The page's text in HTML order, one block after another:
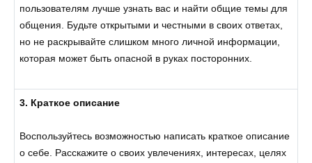
пользователям лучше узнать вас и найти общие темы для
общения. Будьте открытыми и честными в своих ответах,
но не раскрывайте слишком много личной информации,
которая может быть опасной в руках посторонних.
3. Краткое описание
Воспользуйтесь возможностью написать краткое описание
о себе. Расскажите о своих увлечениях, интересах, целях